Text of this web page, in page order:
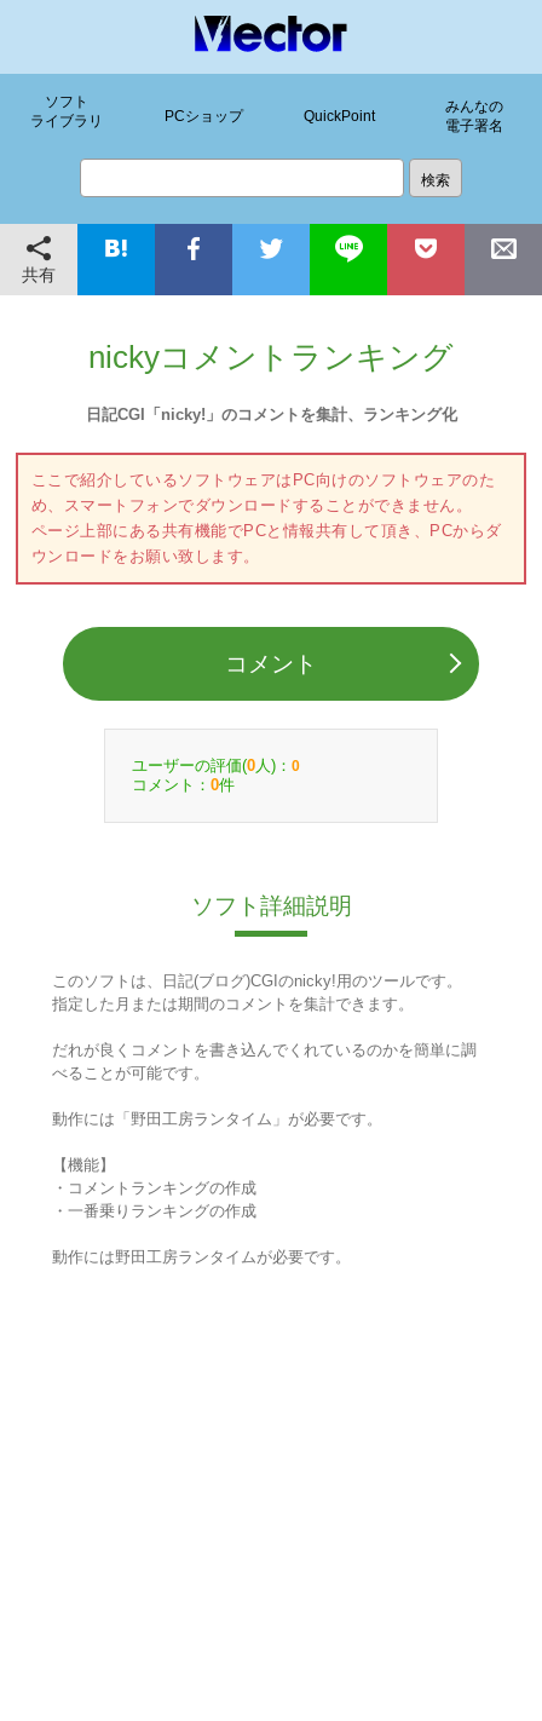
ソフト
ライブラリ
PCショップ QuickPoint
みんなの
電子署名
共有
nickyコメントランキング
日記CGI「nicky!」のコメントを集計、ランキング化
ここで紹介しているソフトウェアはPC向けのソフトウェアのた
め、スマートフォンでダウンロードすることができません。
ページ上部にある共有機能でPCと情報共有して頂き、PCからダ
ウンロードをお願い致します。
コメント
ユーザーの評価(0 人)： 0
コメント： 0件
ソフト詳細説明
このソフトは、日記(ブログ)CGIのnicky!用のツールです。
指定した月または期間のコメントを集計できます。
だれが良くコメントを書き込んでくれているのかを簡単に調
べることが可能です。
動作には「野田工房ランタイム」が必要です。
【機能】
・コメントランキングの作成
・一番乗りランキングの作成
動作には野田工房ランタイムが必要です。